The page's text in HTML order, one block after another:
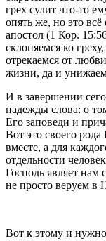
грех сулит что-то
опять же, но это всё
апостол (1 Кор.
склоняемся ко
отрекаемся от
жизни, да и унижаем
И в завершении
надежды слова: о
Его заповеди и
Вот это своего
вместе, а для
отдельности
Господь являет
не просто веруем в
Вот к этому и